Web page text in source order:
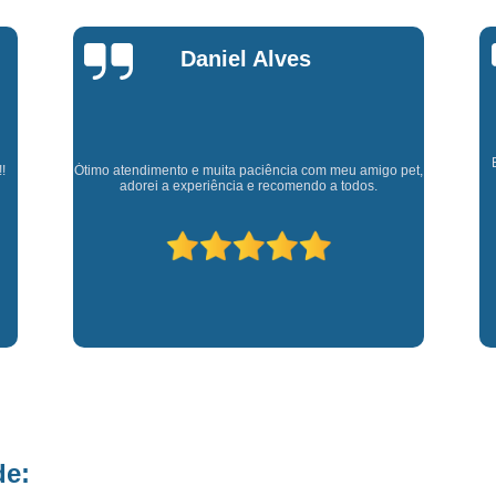
Microchipagem para Cachorro São
Microchipagem para Gatos
Ozonioterapia em Cães
Ozonioterapia para Cachorro
Ozonioterapia para Cães
Marly Rosa
Experiência muito boa, trata meus animaizinhos super
bem além de ter ótimos doutores que estão sempre
disponíveis para retirar dúvidas.